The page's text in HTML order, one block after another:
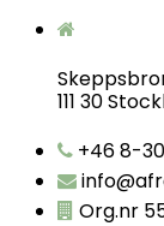
111 30
+46 8-
Org.nr